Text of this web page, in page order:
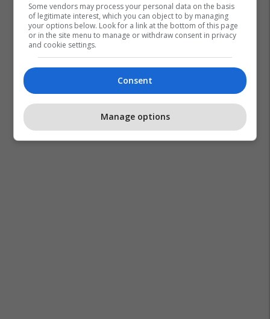
Some vendors may process your personal data on the basis
of legitimate interest, which you can object to by managing
your options below. Look for a link at the bottom of this page
or in the site menu to manage or withdraw consent in privacy
and cookie settings.
Consent
Manage options